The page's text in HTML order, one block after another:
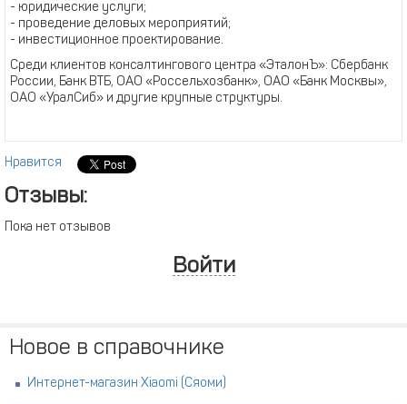
- юридические услуги;
- проведение деловых мероприятий;
- инвестиционное проектирование.
Среди клиентов консалтингового центра «ЭталонЪ»: Сбербанк
России, Банк ВТБ, ОАО «Россельхозбанк», ОАО «Банк Москвы»,
ОАО «УралСиб» и другие крупные структуры.
Нравится
Отзывы:
Пока нет отзывов
Войти
Новое в справочнике
Интернет-магазин Xiaomi (Сяоми)